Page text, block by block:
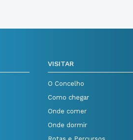
VISITAR
O Concelho
Como chegar
Onde comer
Onde dormir